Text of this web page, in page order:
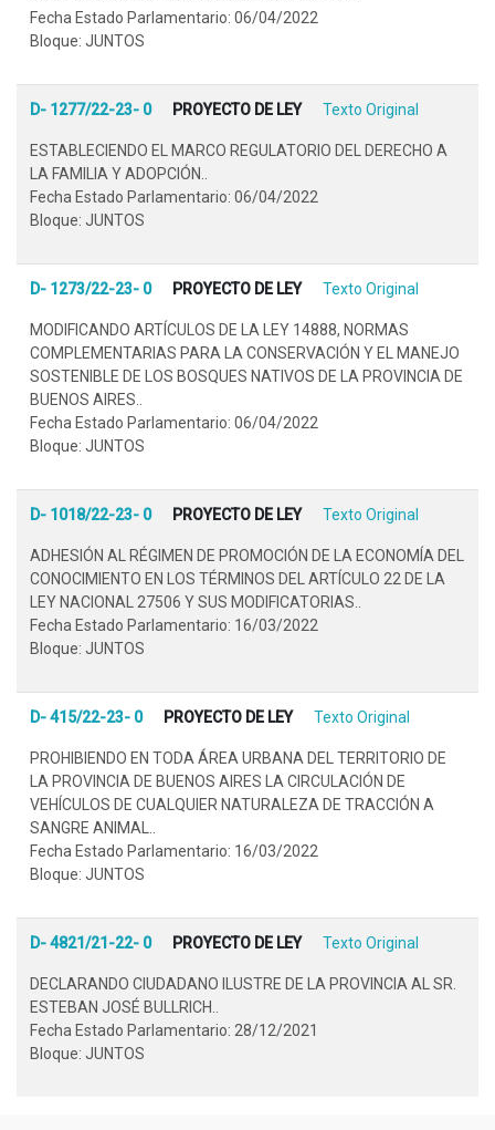
Fecha Estado Parlamentario: 06/04/2022
Bloque: JUNTOS
D- 1277/22-23- 0 PROYECTO DE LEY Texto Original
ESTABLECIENDO EL MARCO REGULATORIO DEL DERECHO A
LA FAMILIA Y ADOPCIÓN..
Fecha Estado Parlamentario: 06/04/2022
Bloque: JUNTOS
D- 1273/22-23- 0 PROYECTO DE LEY Texto Original
MODIFICANDO ARTÍCULOS DE LA LEY 14888, NORMAS
COMPLEMENTARIAS PARA LA CONSERVACIÓN Y EL MANEJO
SOSTENIBLE DE LOS BOSQUES NATIVOS DE LA PROVINCIA DE
BUENOS AIRES..
Fecha Estado Parlamentario: 06/04/2022
Bloque: JUNTOS
D- 1018/22-23- 0 PROYECTO DE LEY Texto Original
ADHESIÓN AL RÉGIMEN DE PROMOCIÓN DE LA ECONOMÍA DEL
CONOCIMIENTO EN LOS TÉRMINOS DEL ARTÍCULO 22 DE LA
LEY NACIONAL 27506 Y SUS MODIFICATORIAS..
Fecha Estado Parlamentario: 16/03/2022
Bloque: JUNTOS
D- 415/22-23- 0 PROYECTO DE LEY Texto Original
PROHIBIENDO EN TODA ÁREA URBANA DEL TERRITORIO DE
LA PROVINCIA DE BUENOS AIRES LA CIRCULACIÓN DE
VEHÍCULOS DE CUALQUIER NATURALEZA DE TRACCIÓN A
SANGRE ANIMAL..
Fecha Estado Parlamentario: 16/03/2022
Bloque: JUNTOS
D- 4821/21-22- 0 PROYECTO DE LEY Texto Original
DECLARANDO CIUDADANO ILUSTRE DE LA PROVINCIA AL SR.
ESTEBAN JOSÉ BULLRICH..
Fecha Estado Parlamentario: 28/12/2021
Bloque: JUNTOS